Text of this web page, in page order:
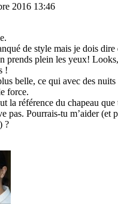
2016 13:46
de style mais je dois dire
prends plein les yeux!
!
belle, ce qui avec des nuits
force.
la référence du chapeau que
pas. Pourrais-tu m’aider (et
?